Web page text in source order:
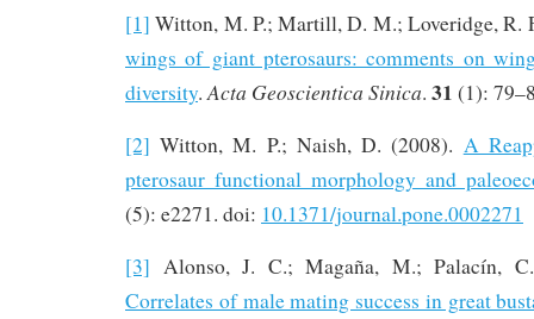
[1] Witton, M. P.; Martill, D. M.; Loveridge, R.
wings of giant pterosaurs: comments on
diversity.Acta Geoscientica Sinica. 31 (1):
[2] Witton, M. P.; Naish, D. (2008). A
pterosaur functional morphology and
(5): e2271. doi: 10.1371/journal.pone.0002271
[3] Alonso, J. C.; Magaña, M.; Palacín,
Correlates of male mating success in great